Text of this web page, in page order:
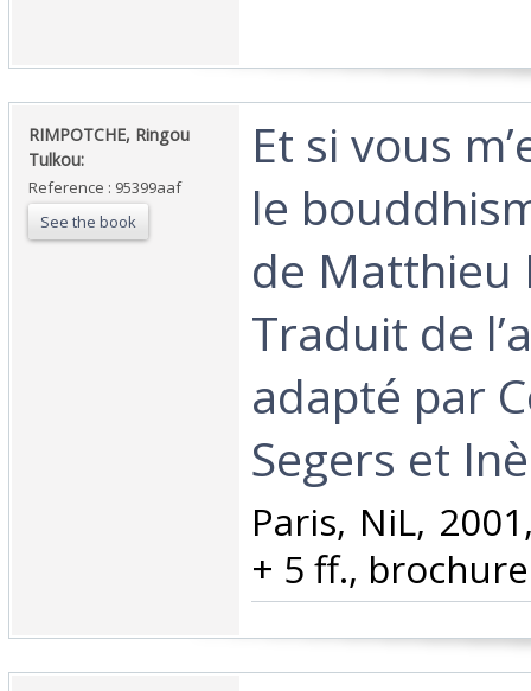
‎RIMPOTCHE, Ringou
Tulkou:‎
Reference : 95399aaf
See the book
‎Et si vous
le
de Matthieu
Traduit de
adapté par
Segers et
‎Paris, NiL,
+ 5 ff.,